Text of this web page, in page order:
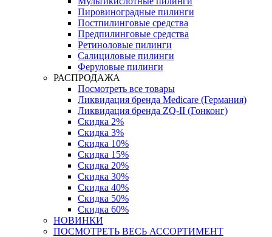
Пировиноградные пилинги
Постпилинговые средства
Предпилинговые средства
Ретиноловые пилинги
Салициловые пилинги
Феруловые пилинги
РАСПРОДАЖА
Посмотреть все товары
Ликвидация бренда Medicare (Германия)
Ликвидация бренда ZQ-II (Гонконг)
Скидка 2%
Скидка 3%
Скидка 10%
Скидка 15%
Скидка 20%
Скидка 30%
Скидка 40%
Скидка 50%
Скидка 60%
НОВИНКИ
ПОСМОТРЕТЬ ВЕСЬ АССОРТИМЕНТ